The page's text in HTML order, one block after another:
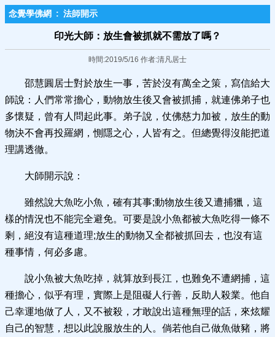
念覺學佛網 : 法師開示
印光大師：放生會被抓就不需放了嗎？
時間:2019/5/16 作者:清凡居士
邵慧圓居士對於放生一事，苦於沒有萬全之策，寫信給大
師說：人們常常擔心，動物放生後又會被抓捕，就連佛弟子也
多懷疑，曾有人問起此事。弟子說，仗佛慈力加被，放生的動
物決不會再投羅網，惻隱之心，人皆有之。但總覺得沒能把道
理講透徹。
大師開示說：
雖然說大魚吃小魚，確有其事;動物放生後又遭捕獵，這
樣的情況也不能完全避免。可要是說小魚都被大魚吃得一條不
剩，絕沒有這種道理;放生的動物又全都被抓回去，也沒有這
種事情，何必多慮。
說小魚被大魚吃掉，就算放到長江，也難免不遭網捕，這
種擔心，似乎有理，實際上是阻礙人行善，反助人殺業。他自
己幸運地做了人，又不被殺，才敢說出這種無理的話，來炫耀
自己的智慧，想以此說服放生的人。倘若他自己做魚做豬，將